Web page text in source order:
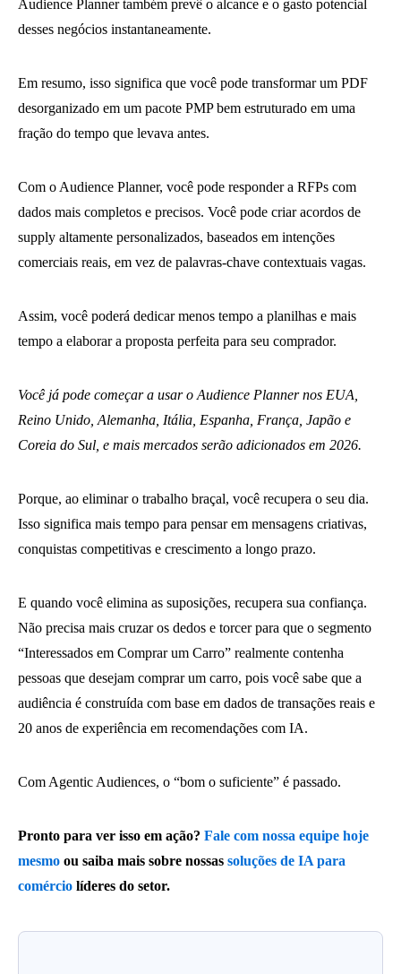
Audience Planner também prevê o alcance e o gasto potencial
desses negócios instantaneamente.
Em resumo, isso significa que você pode transformar um PDF
desorganizado em um pacote PMP bem estruturado em uma
fração do tempo que levava antes.
Com o Audience Planner, você pode responder a RFPs com
dados mais completos e precisos. Você pode criar acordos de
supply altamente personalizados, baseados em intenções
comerciais reais, em vez de palavras-chave contextuais vagas.
Assim, você poderá dedicar menos tempo a planilhas e mais
tempo a elaborar a proposta perfeita para seu comprador.
Você já pode começar a usar o Audience Planner nos EUA,
Reino Unido, Alemanha, Itália, Espanha, França, Japão e
Coreia do Sul, e mais mercados serão adicionados em 2026.
Porque, ao eliminar o trabalho braçal, você recupera o seu dia.
Isso significa mais tempo para pensar em mensagens criativas,
conquistas competitivas e crescimento a longo prazo.
E quando você elimina as suposições, recupera sua confiança.
Não precisa mais cruzar os dedos e torcer para que o segmento
“Interessados ​​em Comprar um Carro” realmente contenha
pessoas que desejam comprar um carro, pois você sabe que a
audiência é construída com base em dados de transações reais e
20 anos de experiência em recomendações com IA.
Com Agentic Audiences, o “bom o suficiente” é passado.
Pronto para ver isso em ação? Fale com nossa equipe hoje
mesmo ou saiba mais sobre nossas soluções de IA para
comércio líderes do setor.